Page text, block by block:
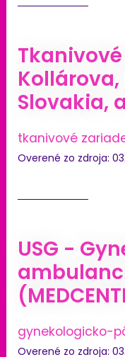
Slovakia,
tkanivové
Overené zo zdroja:
USG -
gynekologicko-
Overené zo zdroja: